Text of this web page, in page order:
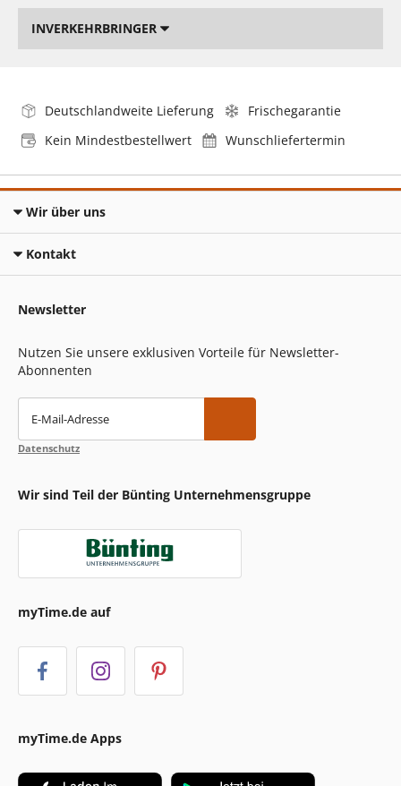
INVERKEHRBRINGER
Deutschlandweite Lieferung
Frischegarantie
Kein Mindestbestellwert
Wunschliefertermin
Wir über uns
Kontakt
Newsletter
Nutzen Sie unsere exklusiven Vorteile für Newsletter-
Abonnenten
E-Mail-Adresse
Datenschutz
Wir sind Teil der Bünting Unternehmensgruppe
myTime.de auf
myTime.de Apps